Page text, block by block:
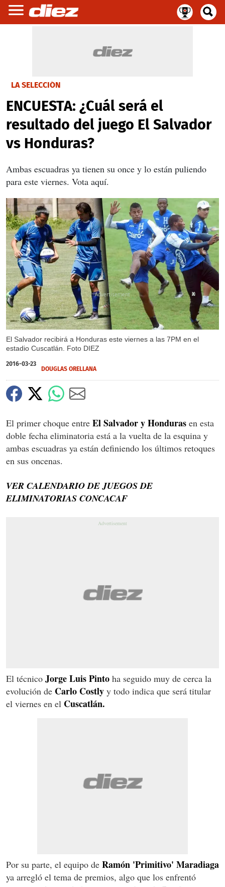
LA SELECCIÓN
ENCUESTA: ¿Cuál será el
resultado del juego El Salvador
vs Honduras?
Ambas escuadras ya tienen su once y lo están puliendo
para este viernes. Vota aquí.
El Salvador recibirá a Honduras este viernes a las 7PM en el
estadio Cuscatlán. Foto DIEZ
X
2016-03-23
DOUGLAS ORELLANA
El primer choque entre El Salvador y Honduras en esta
doble fecha eliminatoria está a la vuelta de la esquina y
ambas escuadras ya están definiendo los últimos retoques
en sus oncenas.
VER CALENDARIO DE JUEGOS DE
ELIMINATORIAS CONCACAF
El técnico Jorge Luis Pinto ha seguido muy de cerca la
evolución de Carlo Costly y todo indica que será titular
el viernes en el Cuscatlán.
Por su parte, el equipo de Ramón 'Primitivo' Maradiaga
ya arregló el tema de premios, algo que los enfrentó